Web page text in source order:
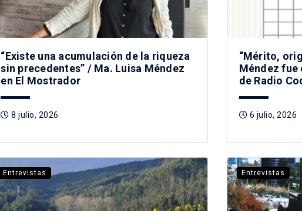
“Existe una acumulación de la riqueza
sin precedentes” / Ma. Luisa Méndez
en El Mostrador
8 julio, 2026
“Mérito,
Méndez
de Radio
6 julio, 2026
Entrevistas Entrevistas